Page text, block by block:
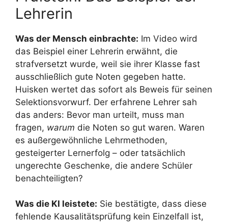
Lehrerin
Was der Mensch einbrachte: Im Video wird
das Beispiel einer Lehrerin erwähnt, die
strafversetzt wurde, weil sie ihrer Klasse fast
ausschließlich gute Noten gegeben hatte.
Huisken wertet das sofort als Beweis für seinen
Selektionsvorwurf. Der erfahrene Lehrer sah
das anders: Bevor man urteilt, muss man
fragen, warum die Noten so gut waren. Waren
es außergewöhnliche Lehrmethoden,
gesteigerter Lernerfolg – oder tatsächlich
ungerechte Geschenke, die andere Schüler
benachteiligten?
Was die KI leistete: Sie bestätigte, dass diese
fehlende Kausalitätsprüfung kein Einzelfall ist,